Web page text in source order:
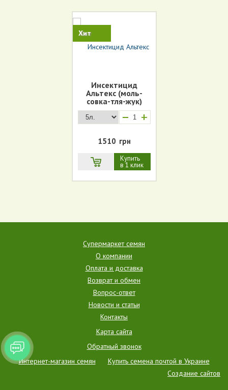
Хит
Инсектицид
Альтекс (моль-
совка-тля-жук)
+
1510 грн
Купить
в 1 клик
Супермаркет семян
О компании
Оплата и доставка
Возврат и обмен
Вопрос-ответ
Новости и статьи
Контакты
Карта сайта
Обратный звонок
Интернет-магазин семян
Купить семена почтой в Украине
Создание сайтов